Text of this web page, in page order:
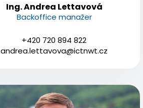
Ing. Andrea Lettavová
Backoffice manažer
+420 720 894 822
andrea.lettavova@ictnwt.cz